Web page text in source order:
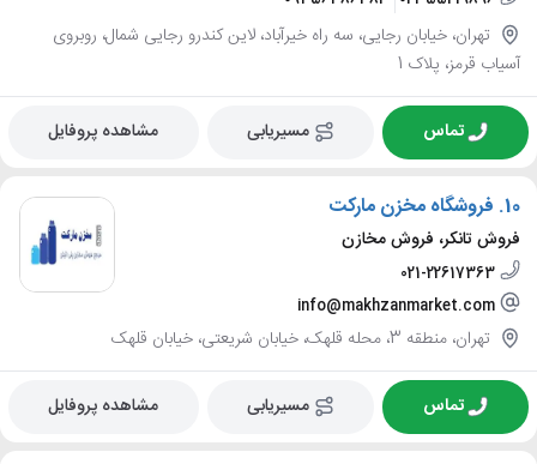
تهران، خیابان رجایی، سه راه خیرآباد، لاین کندرو رجایی شمال، روبروی
آسیاب قرمز، پلاک 1
تماس مسیریابی مشاهده پروفایل
10. فروشگاه مخزن مارکت
فروش تانکر، فروش مخازن
021-22617363
info@makhzanmarket.com
تهران، منطقه 3، محله قلهک، خیابان شریعتی، خیابان قلهک
تماس مسیریابی مشاهده پروفایل